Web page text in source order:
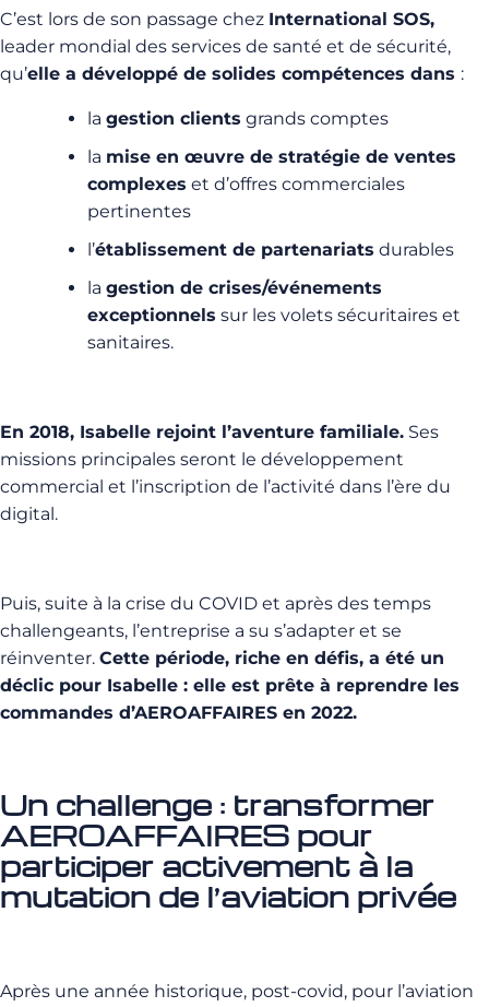
C’est lors de son passage chez International SOS,
leader mondial des services de santé et de sécurité,
qu’elle a développé de solides compétences dans :
la gestion clients grands comptes
la mise en œuvre de stratégie de ventes
complexes et d’offres commerciales
pertinentes
l’établissement de partenariats durables
la gestion de crises/événements
exceptionnels sur les volets sécuritaires et
sanitaires.
En 2018, Isabelle rejoint l’aventure familiale. Ses
missions principales seront le développement
commercial et l’inscription de l’activité dans l’ère du
digital.
Puis, suite à la crise du COVID et après des temps
challengeants, l’entreprise a su s’adapter et se
réinventer. Cette période, riche en défis, a été un
déclic pour Isabelle : elle est prête à reprendre les
commandes d’AEROAFFAIRES en 2022.
Un challenge : transformer
AEROAFFAIRES pour
participer activement à la
mutation de l’aviation privée
Après une année historique, post-covid, pour l’aviation